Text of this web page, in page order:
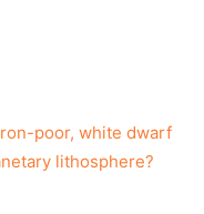
poor, white dwarf
lithosphere?